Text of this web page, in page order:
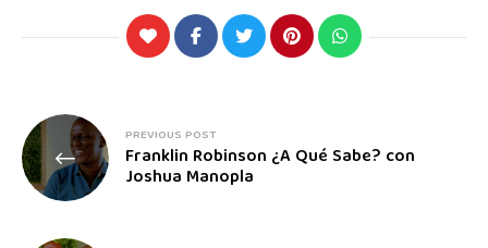
PREVIOUS POST
Franklin Robinson ¿A Qué Sabe? con
Joshua Manopla